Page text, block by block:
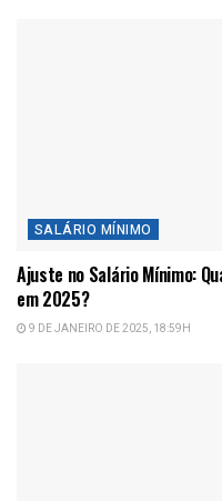
SALÁRIO MÍNIMO
Ajuste no Salário Mínimo:
em 2025?
9 DE JANEIRO DE 2025, 18:59H